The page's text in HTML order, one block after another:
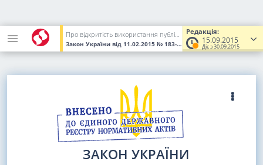
Редакція:
15.09.2015
Діє з 30.09.2015
Про відкритість використання публічних коштів
Закон України від 11.02.2015 № 183-VIII (Увага! Попередня
ЗАКОН УКРАЇНИ